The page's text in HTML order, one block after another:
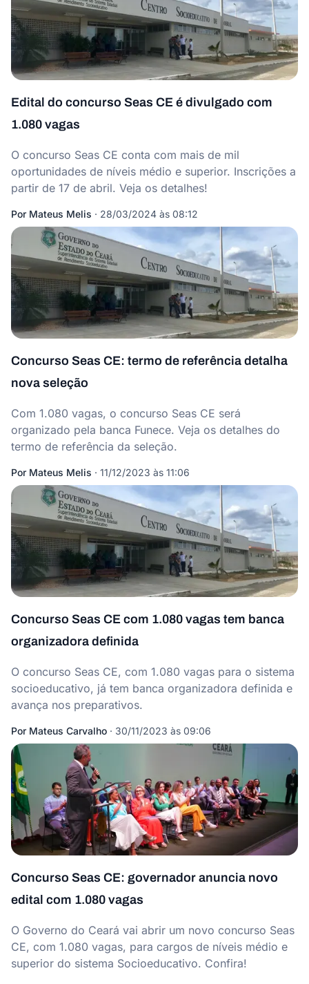
Edital do concurso Seas CE é divulgado com
1.080 vagas
O concurso Seas CE conta com mais de mil
oportunidades de níveis médio e superior. Inscrições a
partir de 17 de abril. Veja os detalhes!
Por Mateus Melis · 28/03/2024 às 08:12
Concurso Seas CE: termo de referência detalha
nova seleção
Com 1.080 vagas, o concurso Seas CE será
organizado pela banca Funece. Veja os detalhes do
termo de referência da seleção.
Por Mateus Melis · 11/12/2023 às 11:06
Concurso Seas CE com 1.080 vagas tem banca
organizadora definida
O concurso Seas CE, com 1.080 vagas para o sistema
socioeducativo, já tem banca organizadora definida e
avança nos preparativos.
Por Mateus Carvalho · 30/11/2023 às 09:06
Concurso Seas CE: governador anuncia novo
edital com 1.080 vagas
O Governo do Ceará vai abrir um novo concurso Seas
CE, com 1.080 vagas, para cargos de níveis médio e
superior do sistema Socioeducativo. Confira!